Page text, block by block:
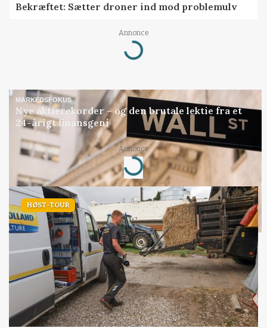
Bekræftet: Sætter droner ind mod problemulv
Annonce
Loading...
MARKEDSFOKUS
Nye aktierekorder – og den brutale lektie fra et
24-årigt finansgeni
Annonce
Loading...
HØST-TOUR